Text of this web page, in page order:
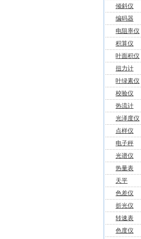
倾斜仪
编码器
电阻率仪
积算仪
叶面积仪
扭力计
叶绿素仪
校验仪
热流计
光泽度仪
点样仪
电子秤
光谱仪
热量表
天平
色差仪
折光仪
转速表
色度仪